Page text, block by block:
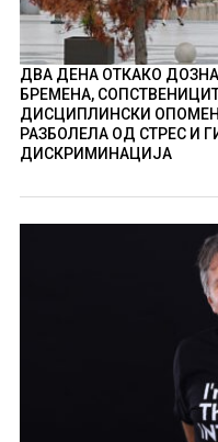
ДВА ДЕНА ОТКАКО
БРЕМЕНА,
ДИСЦИПЛИНСКИ
РАЗБОЛЕЛА ОД СТРЕС И
ДИСКРИМИНАЦИЈА